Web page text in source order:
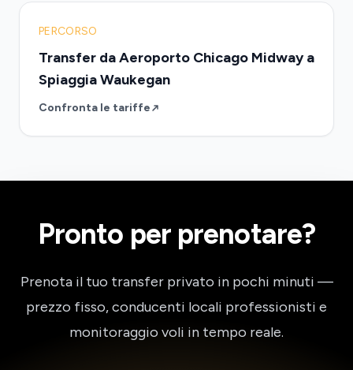
PERCORSO
Transfer da Aeroporto Chicago Midway a
Spiaggia Waukegan
Confronta le tariffe
Pronto per prenotare?
Prenota il tuo transfer privato in pochi minuti —
prezzo fisso, conducenti locali professionisti e
monitoraggio voli in tempo reale.